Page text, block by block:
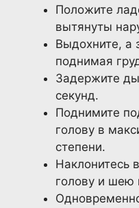
Положите
вытянуты
Выдохните, а
поднимая
Задержите
секунд.
Поднимите
голову в
степени.
Наклонитесь
голову и шею